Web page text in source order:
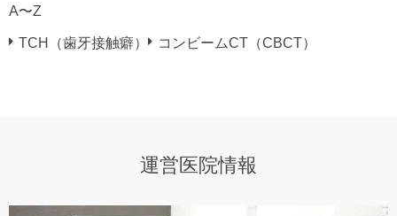
A〜Z
TCH（歯牙接触癖） コンビームCT（CBCT）
運営医院情報